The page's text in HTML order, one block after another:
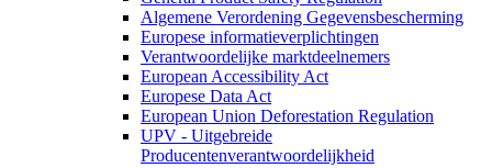
Algemene Verordening Gegevensbescherming
Europese informatieverplichtingen
Verantwoordelijke marktdeelnemers
European Accessibility Act
Europese Data Act
European Union Deforestation Regulation
UPV - Uitgebreide
Producentenverantwoordelijkheid